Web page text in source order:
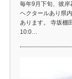
毎年9月下旬、彼岸
ヘクタールあり県
あります。 寺坂棚
10:0…